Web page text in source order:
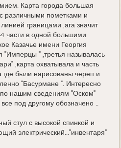
Карта города большая
различными пометками и
границами ,ага значит
части в одной большими
Казачье имени Георгия
"Имперцы " ,третья называлась
,карта охватывала и часть
где были нарисованы череп и
"Басурмане ". Интересно
нашим сведениям "Оском"
под другому обозначено ..
стул с высокой спинкой и
электрический..."инвентаря"